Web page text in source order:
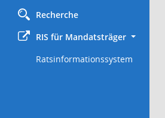
Recherche
RIS für Mandatsträger
Ratsinformationssystem